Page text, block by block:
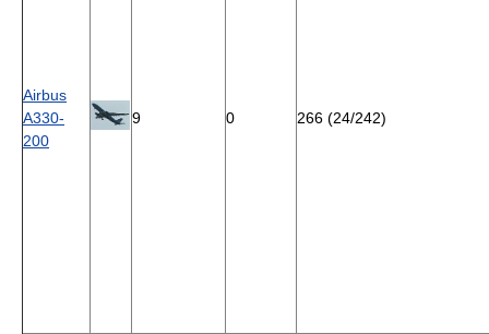
Airbus
A330-
200
9 0 266 (24/242)